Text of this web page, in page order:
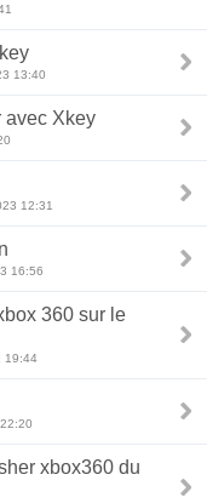
13:40
avec Xkey
12:31
16:56
360 sur le
19:44
xbox360 du